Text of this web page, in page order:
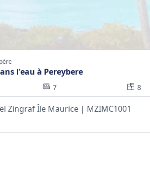
l'eau à Pereybere
7 8
Zingraf Île Maurice | MZIMC1001